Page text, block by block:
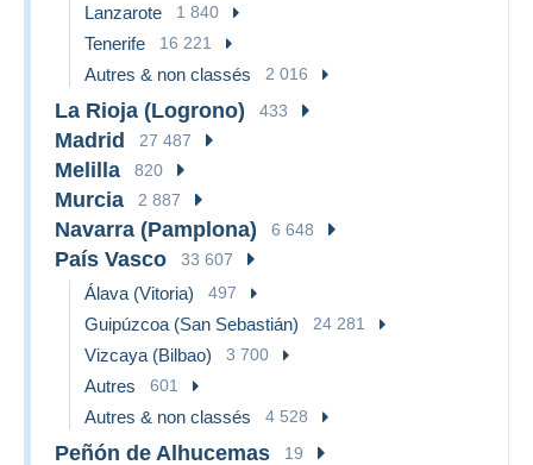
Lanzarote 1 840
Tenerife 16 221
Autres & non classés 2 016
La Rioja (Logrono) 433
Madrid 27 487
Melilla 820
Murcia 2 887
Navarra (Pamplona) 6 648
País Vasco 33 607
Álava (Vitoria) 497
Guipúzcoa (San Sebastián) 24 281
Vizcaya (Bilbao) 3 700
Autres 601
Autres & non classés 4 528
Peñón de Alhucemas 19